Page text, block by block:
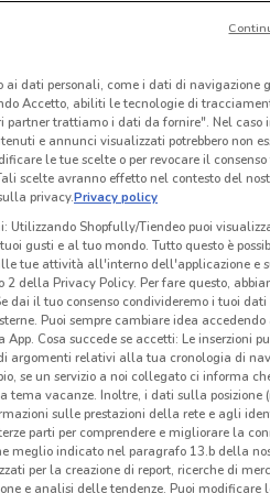
Marionnaud
Scade il 16/08 657 m
Sephora
Scade il 31/08 5.6 km
dati personali, come i dati di navigazione
Accetto, abiliti le tecnologie di
partner trattiamo i dati da fornire". Nel caso
e annunci visualizzati potrebbero non
le tue scelte o per revocare il
scelte avranno effetto nel contesto del
privacy.Privacy policy
Shopfully/Tiendeo puoi
gusti e al tuo mondo. Tutto questo è
tue attività all'interno dell'applicazione e
della Privacy Policy. Per fare questo,
il tuo consenso condivideremo i tuoi dati
Puoi sempre cambiare idea accedendo
Cosa succede se accetti: Le inserzioni
argomenti relativi alla tua cronologia di
se un servizio a noi collegato ci informa
vacanze. Inoltre, i dati sulla posizione
sulle prestazioni della rete e agli
parti per comprendere e migliorare la
meglio indicato nel paragrafo 13.b della
per la creazione di report, ricerche di
e analisi delle tendenze. Puoi modificare